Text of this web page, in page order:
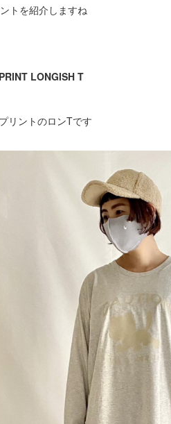
トを紹介しますね
LONGISH T
リントのロンTです